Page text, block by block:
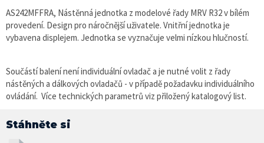
AS242MFFRA, Nástěnná jednotka z modelové řady MRV R32 v bílém
provedení. Design pro náročnější uživatele. Vnitřní jednotka je
vybavena displejem. Jednotka se vyznačuje velmi nízkou hlučností.
Součástí balení není individuální ovladač a je nutné volit z řady
nástěných a dálkových ovladačů - v případě požadavku individuálního
ovládání. Více technických parametrů viz přiložený katalogový list.
Stáhněte si